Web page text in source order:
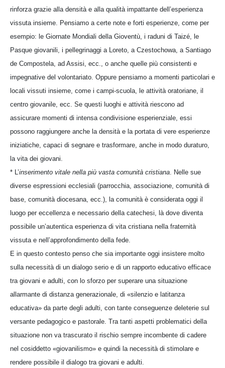
rinforza grazie alla densità e alla qualità impattante dell’esperienza
vissuta insieme. Pensiamo a certe note e forti esperienze, come per
esempio: le Giornate Mondiali della Gioventù, i raduni di Taizé, le
Pasque giovanili, i pellegrinaggi a Loreto, a Czestochowa, a Santiago
de Compostela, ad Assisi, ecc., o anche quelle più consistenti e
impegnative del volontariato. Oppure pensiamo a momenti particolari e
locali vissuti insieme, come i campi-scuola, le attività oratoriane, il
centro giovanile, ecc. Se questi luoghi e attività riescono ad
assicurare momenti di intensa condivisione esperienziale, essi
possono raggiungere anche la densità e la portata di vere esperienze
iniziatiche, capaci di segnare e trasformare, anche in modo duraturo,
la vita dei giovani.
* L’inserimento vitale nella più vasta comunità cristiana . Nelle sue
diverse espressioni ecclesiali (parrocchia, associazione, comunità di
base, comunità diocesana, ecc.), la comunità è considerata oggi il
luogo per eccellenza e necessario della catechesi, là dove diventa
possibile un’autentica esperienza di vita cristiana nella fraternità
vissuta e nell’approfondimento della fede.
E in questo contesto penso che sia importante oggi insistere molto
sulla necessità di un dialogo serio e di un rapporto educativo efficace
tra giovani e adulti, con lo sforzo per superare una situazione
allarmante di distanza generazionale, di «silenzio e latitanza
educativa» da parte degli adulti, con tante conseguenze deleterie sul
versante pedagogico e pastorale. Tra tanti aspetti problematici della
situazione non va trascurato il rischio sempre incombente di cadere
nel cosiddetto «giovanilismo» e quindi la necessità di stimolare e
rendere possibile il dialogo tra giovani e adulti.